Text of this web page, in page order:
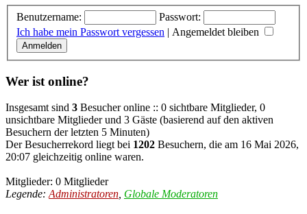
Benutzername:
Passwort:
Ich habe mein Passwort vergessen | Angemeldet bleiben
Wer ist online?
Insgesamt sind 3 Besucher online :: 0 sichtbare Mitglieder, 0
unsichtbare Mitglieder und 3 Gäste (basierend auf den aktiven
Besuchern der letzten 5 Minuten)
Der Besucherrekord liegt bei 1202 Besuchern, die am 16 Mai 2026,
20:07 gleichzeitig online waren.
Mitglieder: 0 Mitglieder
Legende:Administratoren, Globale Moderatoren